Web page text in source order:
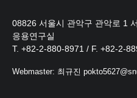
08826 서울시 관악구 관악로 1
응용연구실
T. +82-2-880-8971 / F. +82-2-
Webmaster: 최규진